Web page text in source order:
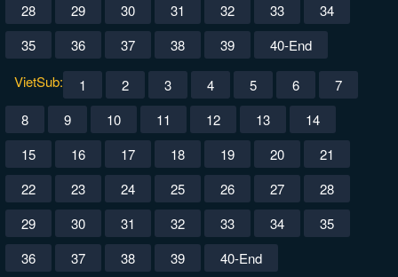
28
29 30 31 32 33
34
35
36 37 38 39
40-End
VietSub:
1 2 3 4 5 6
7
8
9 10 11 12 13
14
15
16 17 18 19 20
21
22
23 24 25 26 27
28
29
30 31 32 33 34
35
36
37 38 39
40-End